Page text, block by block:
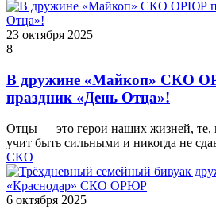
23 октября 2025
8
В дружине «Майкоп» СКО
праздник «День Отца»!
Отцы — это герои наших жизней, те,
учит быть сильными и никогда не
СКО
6 октября 2025